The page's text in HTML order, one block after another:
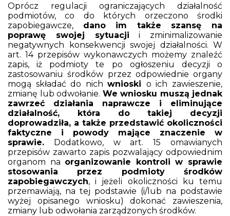
Oprócz regulacji ograniczających działalność
podmiotów, co do których orzeczono środki
zapobiegawcze, dano im także szansę na
poprawę swojej sytuacji i zminimalizowanie
negatywnych konsekwencji swojej działalności. W
art. 14 przepisów wykonawczych możemy znaleźć
zapis, iż podmioty te po ogłoszeniu decyzji o
zastosowaniu środków przez odpowiednie organy
mogą składać do nichwnioski o ich zawieszenie,
zmianę lub odwołanie. We wniosku muszą jednak
zawrzeć działania naprawcze i eliminujące
działalność, która do takiej decyzji
doprowadziła, a także przedstawić okoliczności
faktyczne i powody mające znaczenie w
sprawie. Dodatkowo, w art. 15 omawianych
przepisów zawarto zapis pozwalający odpowiednim
organom na organizowanie kontroli w sprawie
stosowania przez podmioty środków
zapobiegawczych, i jeżeli okoliczności ku temu
przemawiają, na tej podstawie (i/lub na podstawie
wyżej opisanego wniosku) dokonać zawieszenia,
zmiany lub odwołania zarządzonych środków.